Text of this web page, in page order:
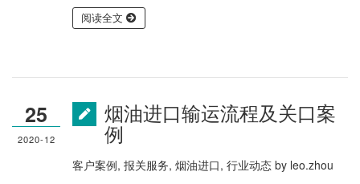
阅读全文
烟油进口输运流程及关口案
例
客户案例, 报关服务, 烟油进口, 行业动态 by leo.zhou
25
2020-12